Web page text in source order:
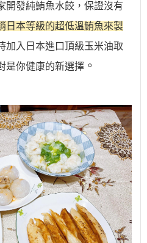
開發純鮪魚水餃，保證沒有
日本等級的超低溫鮪魚來製
加入日本進口頂級玉米油取
是你健康的新選擇 。